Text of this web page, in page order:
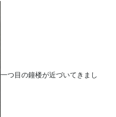
一つ目の鐘楼が近づいてきまし